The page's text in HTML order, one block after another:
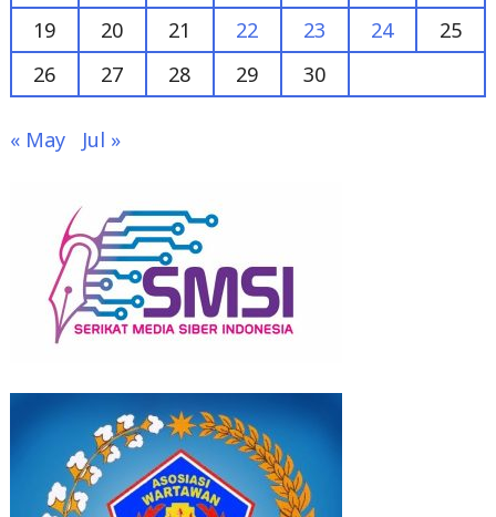
19
20 21 22 23 24
25
26
27 28 29 30
« May Jul »